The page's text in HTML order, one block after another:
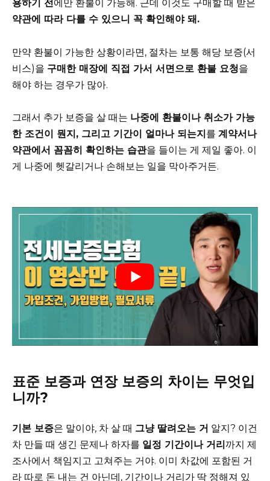
용하기 전에만 환불이 가능해. 근데 이것도 구매할 때 받은
약관에 따라 다를 수 있으니 꼭 확인해야 돼.
만약 환불이 가능한 상황이라면, 절차는 보통 해당 보증(서
비스)을 구매한 매장에 직접 가서 서면으로 환불 요청을
해야 하는 경우가 많아.
그래서 추가 보증을 살 때는 나중에 환불이나 취소가 가능
한 조건이 뭔지, 그리고 기간이 얼마나 되는지를 계약서나
약관에서 꼼꼼히 확인하는 습관을 들이는 게 제일 좋아. 이
게 나중에 헷갈리거나 손해보는 일을 막아주거든.
표준 보증과 연장 보증의 차이는 무엇입
니까?
기본 보증은 말이야, 차 살 때 그냥 딸려오는 거 알지? 이건
차 만들 때 생긴 문제나 하자를 일정 기간이나 거리까지 제
조사에서 책임지고 고쳐주는 거야. 이미 차값에 포함된 거
라 따로 돈 내는 건 아닌데, 기간이나 거리가 딱 정해져 있